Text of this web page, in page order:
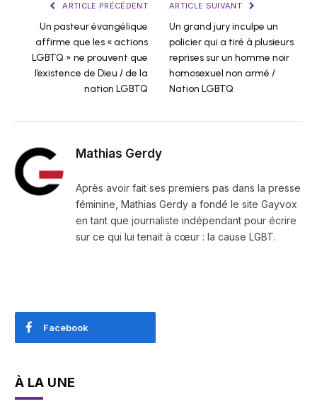
ARTICLE PRÉCÉDENT
Un pasteur évangélique
affirme que les « actions
LGBTQ » ne prouvent que
l’existence de Dieu / de la
nation LGBTQ
ARTICLE SUIVANT
Un grand jury inculpe un
policier qui a tiré à plusieurs
reprises sur un homme noir
homosexuel non armé /
Nation LGBTQ
Mathias Gerdy
Après avoir fait ses premiers pas dans la presse
féminine, Mathias Gerdy a fondé le site Gayvox
en tant que journaliste indépendant pour écrire
sur ce qui lui tenait à cœur : la cause LGBT.
Facebook
À LA UNE